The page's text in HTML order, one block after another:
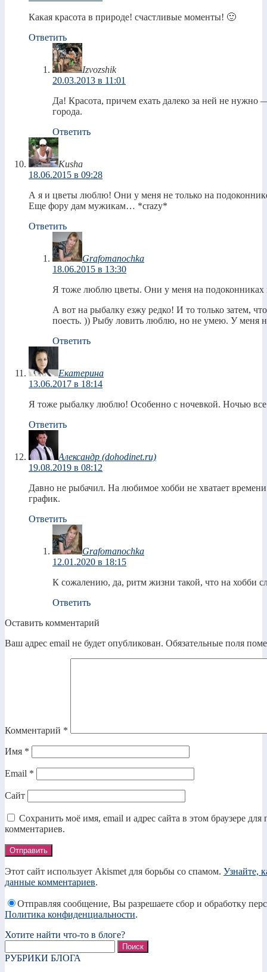
Какая красота в природе! счастливые моменты! 🙂
Ответить
Izvozshik
20.03.2013 в 11:01
Да! Красота, причем ехать далеко за ней не нужно
города.
Ответить
Kusha
18.06.2015 в 09:28
А я и цветы люблю! Они у меня не только на
Еще фору дам мужикам… *crazy*
Ответить
Grafomanochka
18.06.2015 в 13:30
Я тоже люблю цветы. Они у меня на подоконниках
А вот на рыбалку езжу редко! И то только затем,
поесть. )) Рыбу ловить люблю, но не умею. У меня
Ответить
Екатерина
13.06.2017 в 18:14
Я тоже рыбалку люблю! Особенно с ночевкой. Ночью все
Ответить
Александр (dohodinet.ru)
19.08.2019 в 08:12
Давно не рыбачил. На любимое хобби не хватает
график.
Ответить
Grafomanochka
12.01.2020 в 18:15
К сожалению, да, ритм жизни такой, что на хобби
Ответить
Оставить комментарий
Ваш адрес email не будет опубликован. Обязательные поля
Комментарий *
Имя *
Email *
Сайт
Сохранить моё имя, email и адрес сайта в этом браузере
комментариев.
Этот сайт использует Akismet для борьбы со спамом. Узнайте,
данные комментариев.
Отправляя сообщение, Вы разрешаете сбор и обработку
Политика конфиденциальности.
Хотите найти что-то в блоге?
РУБРИКИ БЛОГА